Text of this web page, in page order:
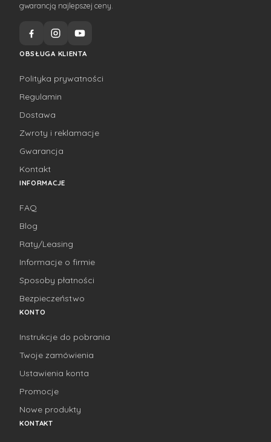
gwarancją najlepszej ceny.
OBSŁUGA KLIENTA
Polityka prywatności
Regulamin
Dostawa
Zwroty i reklamacje
Gwarancja
Kontakt
INFORMACJE
FAQ
Blog
Raty/Leasing
Informacje o firmie
Sposoby płatności
Bezpieczeństwo
KONTO
Instrukcje do pobrania
Twoje zamówienia
Ustawienia konta
Promocje
Nowe produkty
KONTAKT